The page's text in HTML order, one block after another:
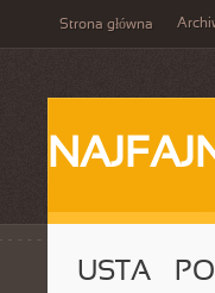
Strona główna
USTA –